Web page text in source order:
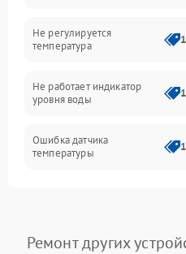
Не регулируется
температура
Не работает индикатор
уровня воды
Ошибка датчика
температуры
Ошибка платы управления
Ремонт других